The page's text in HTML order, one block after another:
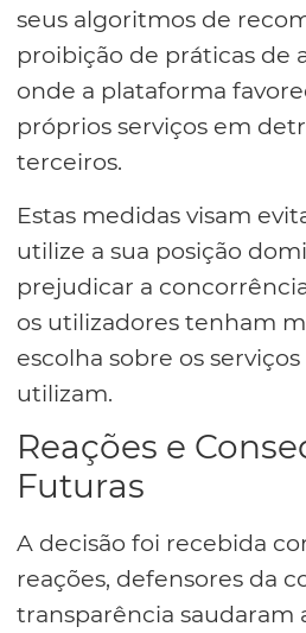
seus algoritmos de
proibição de práticas de
onde a plataforma
próprios serviços em
terceiros.
Estas medidas visam
utilize a sua posição
prejudicar a
os utilizadores tenham
escolha sobre os
utilizam.
Reações e
Futuras
A decisão foi recebida
reações, defensores da
transparência saudaram